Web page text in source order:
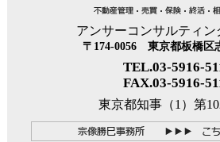
アンサーコンサルティン
〒174-0056 東京都板橋区
TEL.03-5916-
FAX.03-5916-
東京都知事（1）第